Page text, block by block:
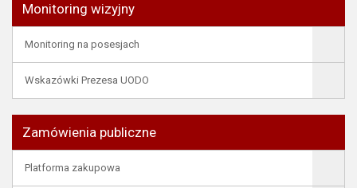
Monitoring wizyjny
Monitoring na posesjach
Wskazówki Prezesa UODO
Zamówienia publiczne
Platforma zakupowa